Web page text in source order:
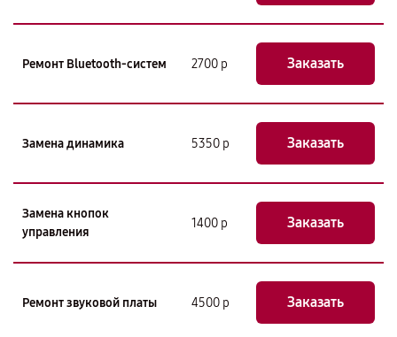
Ремонт Bluetooth-систем 2700 р Заказать
Замена динамика 5350 р Заказать
Замена кнопок
управления
1400 р Заказать
Ремонт звуковой платы 4500 р Заказать